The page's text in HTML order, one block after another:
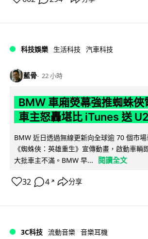
科技娛樂 生活科技 汽車科技
藍骨 22 小時
BMW 車廂熒幕強推蜘蛛
車主怒轟堪比 iTunes 送
BMW 近日透過無線更新向全球逾 70 個市
《蜘蛛俠：英雄重生》宣傳動畫，啟動車輛
大批車主不滿。BMW 早...
閱讀全文
32 4 ↗ 分享
3C科技 流動音樂 音樂耳機